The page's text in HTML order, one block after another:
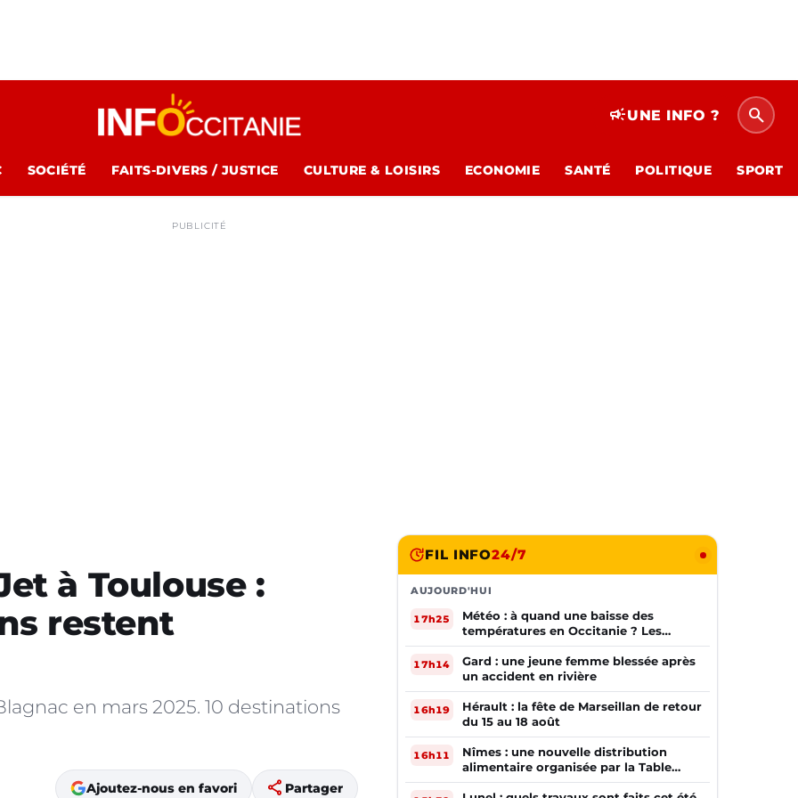
campaignUNE INFO ? search
SOCIÉTÉ FAITS-DIVERS / JUSTICE CULTURE & LOISIRS ECONOMIE SANTÉ POLITIQUE SPORT
PUBLICITÉ
à Toulouse :
restent
en mars 2025. 10 destinations
Ajoutez-nous en favori share Partager
FIL INFO24/7
AUJOURD'HUI
17h25
Météo : à quand une baisse des
températures en Occitanie ? Les
prévisions
17h14
Gard : une jeune femme blessée après
un accident en rivière
16h19
Hérault : la fête de Marseillan de retour
du 15 au 18 août
16h11
Nîmes : une nouvelle distribution
alimentaire organisée par la Table
Ouverte